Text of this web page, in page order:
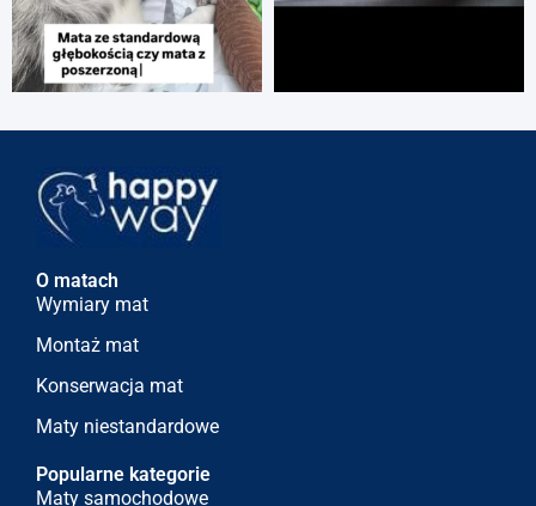
O matach
Wymiary mat
Montaż mat
Konserwacja mat
Maty niestandardowe
Popularne kategorie
Maty samochodowe